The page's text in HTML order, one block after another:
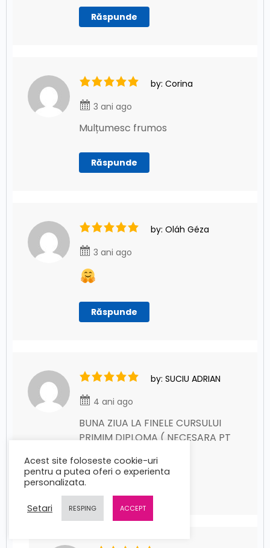
Răspunde
by: Corina
3 ani ago
Mulțumesc frumos
Răspunde
by: Oláh Géza
3 ani ago
Răspunde
by: SUCIU ADRIAN
4 ani ago
BUNA ZIUA LA FINELE CURSULUI
PRIMIM DIPLOMA ( NECESARA PT
Acest site foloseste cookie-uri